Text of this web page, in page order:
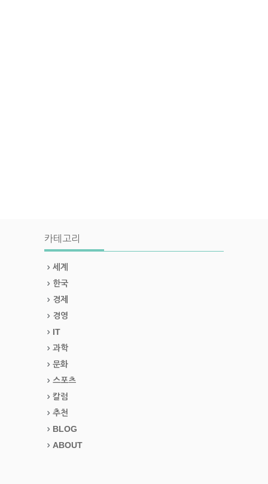
카테고리
세계
한국
경제
경영
IT
과학
문화
스포츠
칼럼
추천
BLOG
ABOUT